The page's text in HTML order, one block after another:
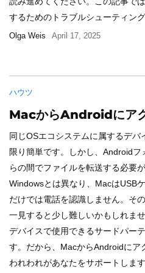
するためのトラブルシューティン
Olga Weis April 17, 2025
ハウツ
MacからAndroidにア
同じOSエコシステムに属するデ
限り簡単です。しかし、Android
らの間でファイルを転送する必要
Windowsとは異なり、MacはUSB
だけでは電話を認識しません。そ
一見すると少し難しいかもしれま
デバイスで使用できるサードパー
す。だから、MacからAndroidにア
われわれがあなたをサポートしま